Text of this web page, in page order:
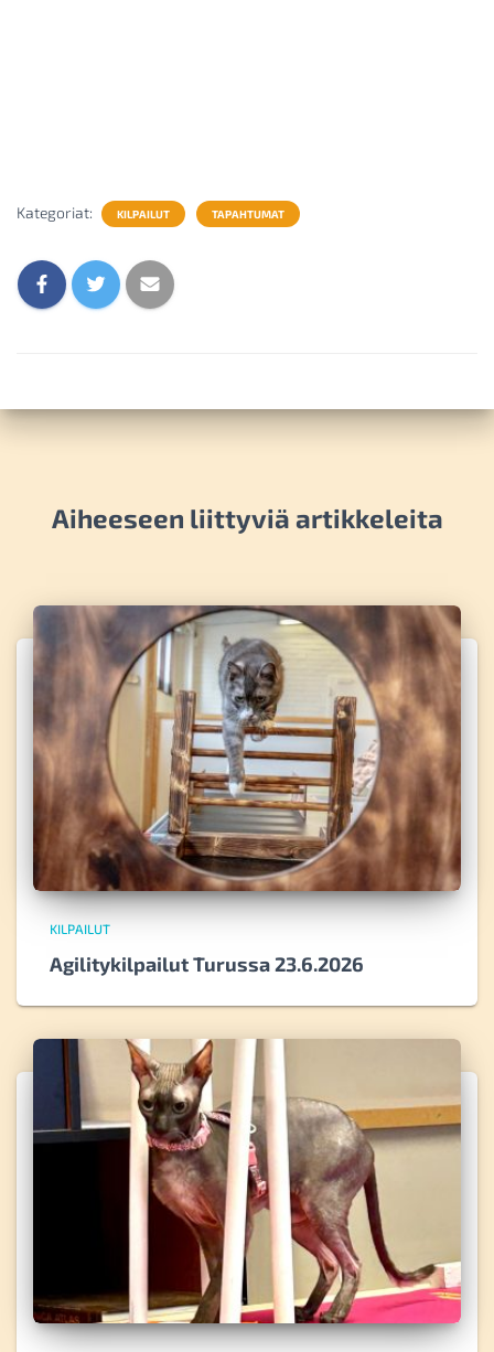
Kategoriat: KILPAILUT TAPAHTUMAT
Aiheeseen liittyviä artikkeleita
KILPAILUT
Agilitykilpailut Turussa 23.6.2026